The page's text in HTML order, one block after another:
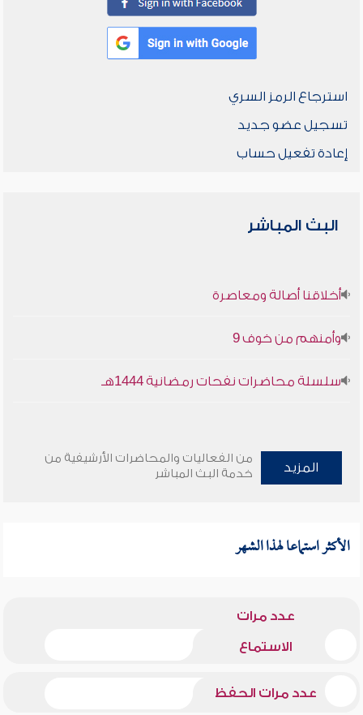
استرجاع الرمز السري
تسجيل عضو جديد
إعادة تفعيل حساب
البث المباشر
أخلاقنا أصالة ومعاصرة
وأمنهم من خوف 9
سلسلة محاضرات نفحات رمضانية 1444هـ
المزيد
من الفعاليات والمحاضرات الأرشيفية من
خدمة البث المباشر
الأكثر استماعا لهذا الشهر
عدد مرات
الاستماع
عدد مرات الحفظ